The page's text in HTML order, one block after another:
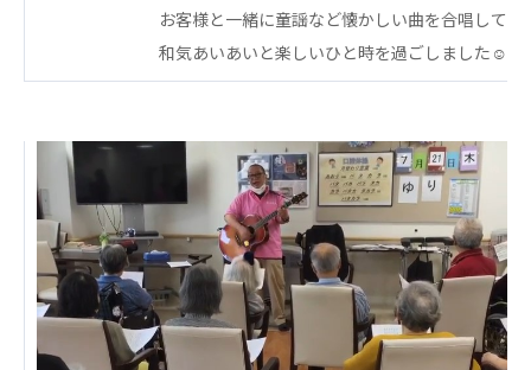
こうのすナーシングホーム共生園
あげお共生の家
西京都クリニック
洛桂の郷
桂寿の郷
訪問看護ステーション秋桜
上桂の郷
ファミリエール吉祥院
教育（共に生きる仲間達）
お客様と一緒に童謡など懐かしい曲を合唱して
和気あいあいと楽しいひと時を過ごしました☺